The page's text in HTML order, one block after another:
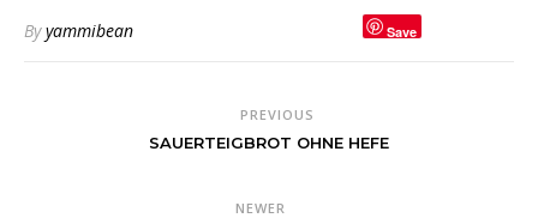
Byyammibean Save
PREVIOUS
SAUERTEIGBROT OHNE HEFE
NEWER